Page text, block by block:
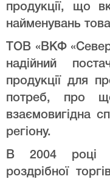
продукції, що
найменувань
ТОВ «ВКФ
надійний
продукції для
потреб, про
взаємовигідна
регіону.
В 2004 році
роздрібної